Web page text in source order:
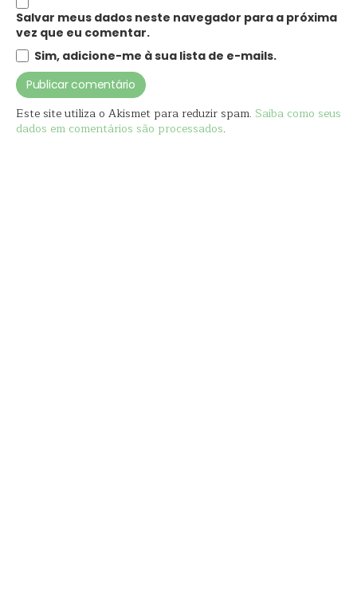
Salvar meus dados neste navegador para a próxima
vez que eu comentar.
Sim, adicione-me à sua lista de e-mails.
Este site utiliza o Akismet para reduzir spam. Saiba como seus
dados em comentários são processados.